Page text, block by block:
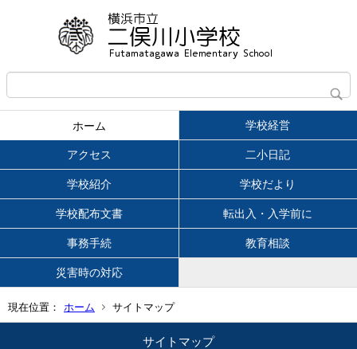
ホーム 学校経営
アクセス 二小日記
学校紹介 学校だより
学校配布文書 転出入・入学前に
事務手続 教育相談
災害時の対応
現在位置： ホーム サイトマップ
サイトマップ